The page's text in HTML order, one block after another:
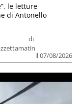
di
il 07/08/2026
le letture
di Antonello